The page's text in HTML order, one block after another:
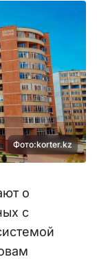
Фото:korter.kz
о
с